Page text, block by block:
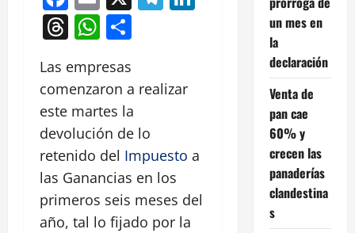
Threads
WhatsApp
Las empresas
comenzaron a realizar
este martes la
devolución de lo
retenido del Impuesto a
las Ganancias en los
primeros seis meses del
año, tal lo fijado por la
un mes en
la
declaración
Venta de
pan cae
60% y
crecen las
panaderías
clandestina
s